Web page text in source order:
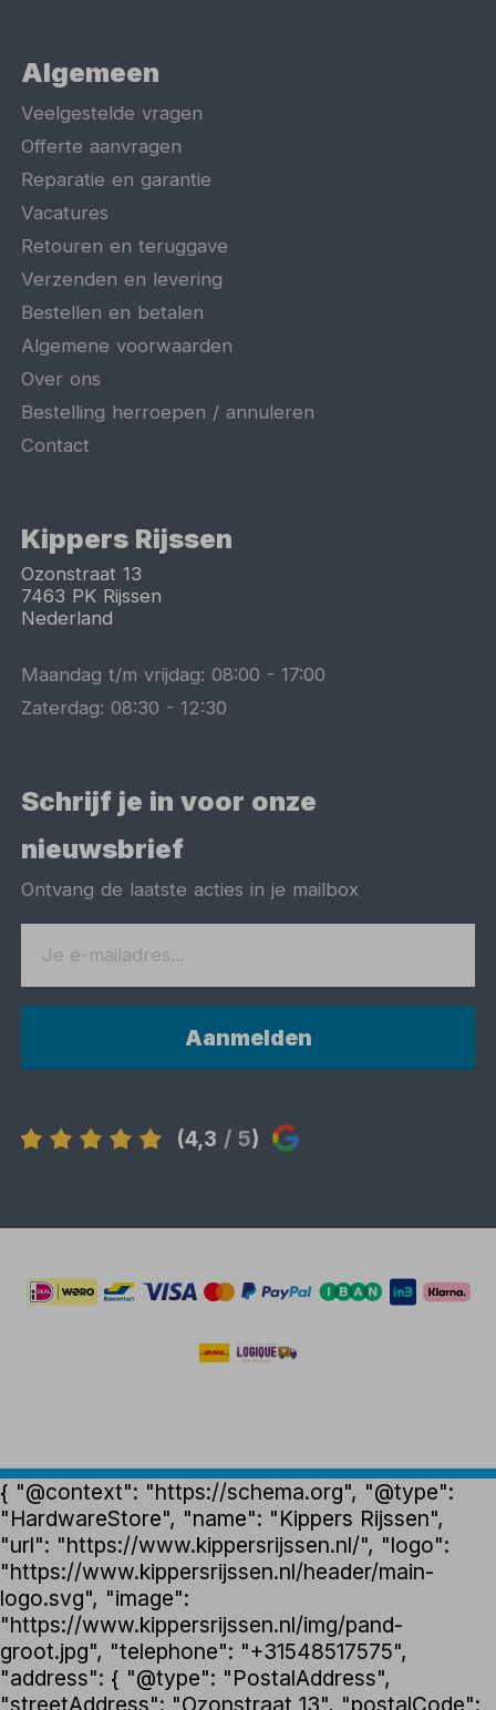
Algemeen
Veelgestelde vragen
Offerte aanvragen
Reparatie en garantie
Vacatures
Retouren en teruggave
Verzenden en levering
Bestellen en betalen
Algemene voorwaarden
Over ons
Bestelling herroepen / annuleren
Contact
Kippers Rijssen
Ozonstraat 13
7463 PK Rijssen
Nederland
Maandag t/m vrijdag:08:00 -17:00
Zaterdag:08:30 -12:30
Schrijf je in voor onze
nieuwsbrief
Ontvang de laatste acties in je mailbox
Aanmelden
(4,3 / 5)
{ "@context": "https://schema.org", "@type":
"HardwareStore", "name": "Kippers Rijssen",
"url": "https://www.kippersrijssen.nl/", "logo":
"https://www.kippersrijssen.nl/header/main-
logo.svg", "image":
"https://www.kippersrijssen.nl/img/pand-
groot.jpg", "telephone": "+31548517575",
"address": { "@type": "PostalAddress",
"streetAddress": "Ozonstraat 13", "postalCode":